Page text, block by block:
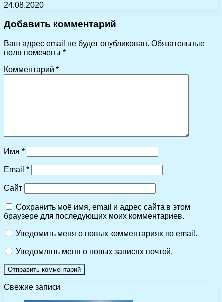
24.08.2020
Добавить комментарий
Ваш адрес email не будет опубликован. Обязательные
поля помечены *
Комментарий *
Имя *
Email *
Сайт
Сохранить моё имя, email и адрес сайта в этом
браузере для последующих моих комментариев.
Уведомить меня о новых комментариях по email.
Уведомлять меня о новых записях почтой.
Свежие записи